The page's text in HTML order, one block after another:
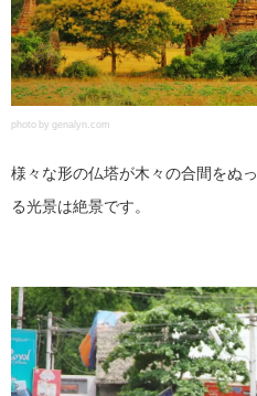
photo by genalyn.com
様々な形の仏塔が木々の合間をぬ
る光景は絶景です。